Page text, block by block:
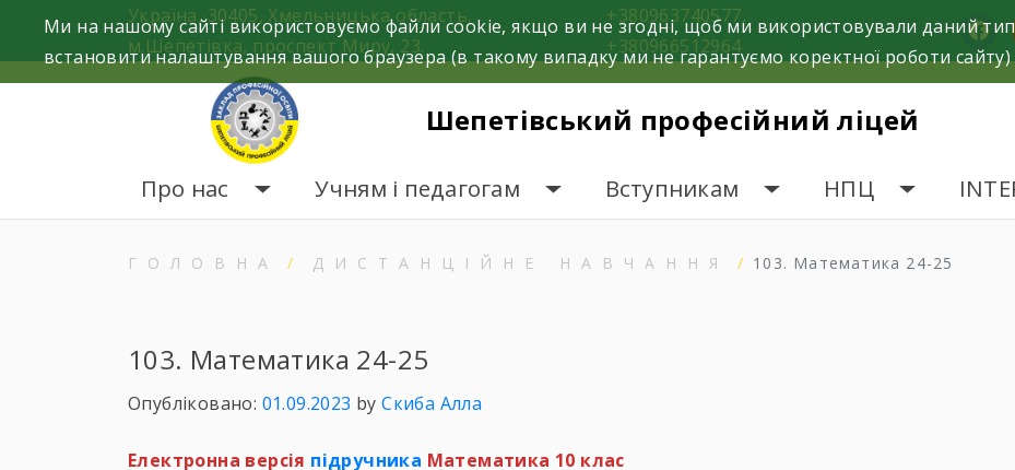
Україна, 30405, Хмельницька область,
м.Шепетівка, проспект Миру, 23.
+380963740577,
+380966512964
Шепетівський професійний ліцей
Про нас Учням і педагогам Вступникам НПЦ
ГОЛОВНА ДИСТАНЦІЙНЕ НАВЧАННЯ 103. Математика 24-25
103. Математика 24-25
Опубліковано: 01.09.2023 byСкиба Алла
Електронна версія підручника Математика 10 клас
Ми на нашому сайті використовуємо файли cookie, якщо ви не згодні, щоб ми використовували даний
встановити налаштування вашого браузера (в такому випадку ми не гарантуємо коректної роботи